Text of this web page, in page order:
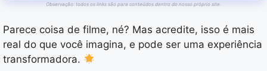
Observação: todos os links são para conteúdos dentro do nosso próprio site.
Parece coisa de filme, né? Mas acredite, isso é mais
real do que você imagina, e pode ser uma experiência
transformadora.